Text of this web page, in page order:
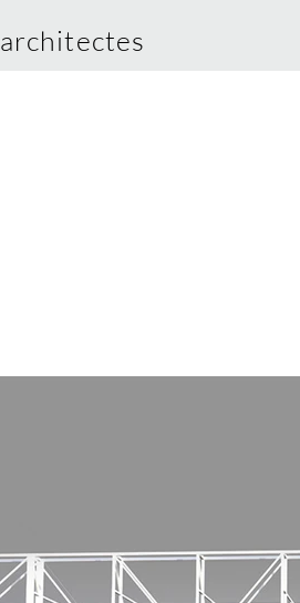
architectes